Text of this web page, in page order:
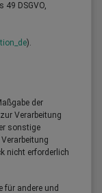
49 DSGVO,
).
der
Verarbeitung
sonstige
nicht erforderlich
für andere und